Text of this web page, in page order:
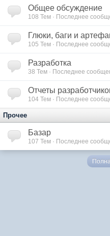
Общее обсуждение
108 Тем · Последнее
Глюки, баги и
105 Тем · Последнее
Разработка
38 Тем · Последнее
Отчеты
104 Тем · Последнее
Прочее
Базар
107 Тем · Последнее